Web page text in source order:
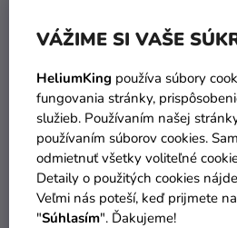
VÁŽIME SI VAŠE
HeliumKing používa súbory
fungovania stránky,
služieb. Používaním našej
používaním súborov cookies.
odmietnuť všetky voliteľné
Detaily o použitých cookies
Veľmi nás poteší, keď prijmete
"Súhlasím". Ďakujeme!
Mimoni
3,49 €
DO KOŠÍKA